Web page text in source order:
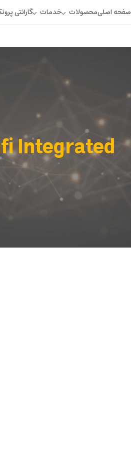
صفحه اصلیمحصولات خدمات گارانتی
Integrated